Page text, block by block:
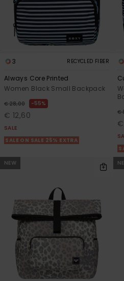
3 RECYCLED FIBER
Always Core Printed
Women Black Small Backpack
€ 28,00 55%
€ 12,60
SALE
SALE ON SALE 25% EXTRA
€
NEW